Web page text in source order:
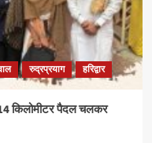
रुद्रप्रयाग हरिद्वार
किलोमीटर पैदल चलकर